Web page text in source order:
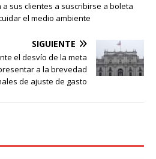
a sus clientes a suscribirse a boleta
el medio ambiente
SIGUIENTE
el desvío de la meta
a la brevedad
de ajuste de gasto